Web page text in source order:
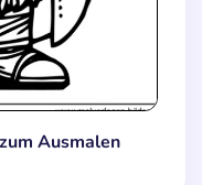
Ausmalen